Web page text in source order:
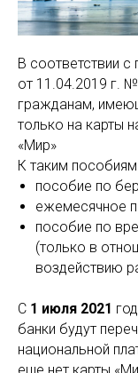
В соответствии
от 11.04.2019 г.
гражданам,
только на карты
«Мир»
К таким
пособие по
ежемесячное
пособие по
(только в
воздействию
С 1 июля 2021
банки будут
национальной